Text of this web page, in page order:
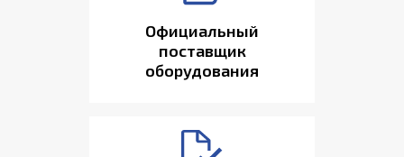
Официальный
поставщик
оборудования